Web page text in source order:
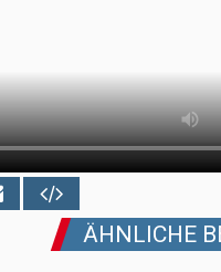
ÄHNLICHE